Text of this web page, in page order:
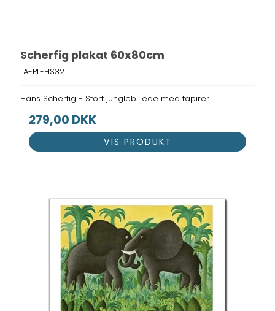
Scherfig plakat 60x80cm
LA-PL-HS32
Hans Scherfig - Stort junglebillede med tapirer
279,00 DKK
VIS PRODUKT